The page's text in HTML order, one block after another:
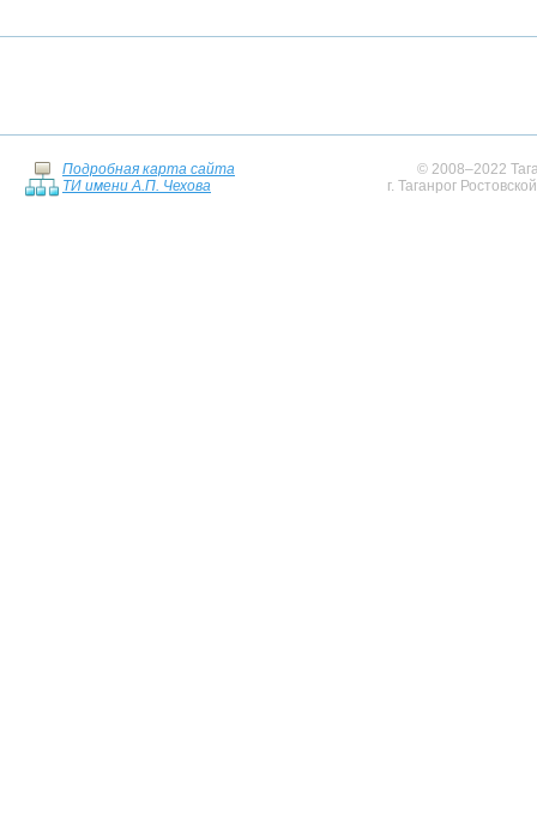
Подробная карта сайта
ТИ имени А.П. Чехова
© 2008–2022
г. Таганрог